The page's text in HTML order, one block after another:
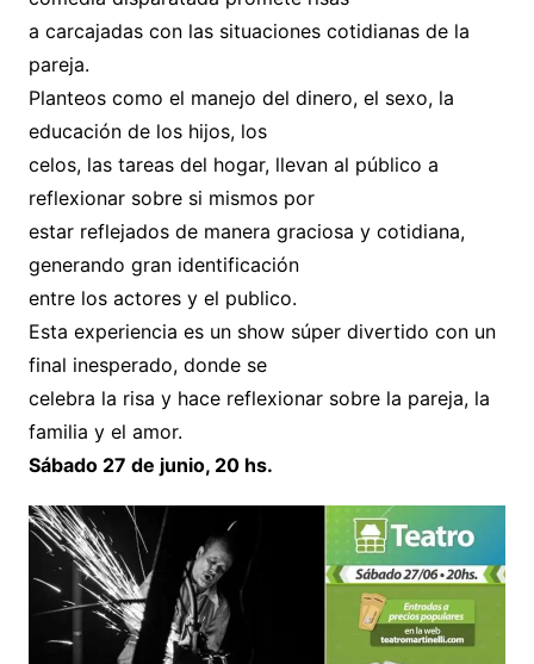
a carcajadas con las situaciones cotidianas de la
pareja.
Planteos como el manejo del dinero, el sexo, la
educación de los hijos, los
celos, las tareas del hogar, llevan al público a
reflexionar sobre si mismos por
estar reflejados de manera graciosa y cotidiana,
generando gran identificación
entre los actores y el publico.
Esta experiencia es un show súper divertido con un
final inesperado, donde se
celebra la risa y hace reflexionar sobre la pareja, la
familia y el amor.
Sábado 27 de junio, 20 hs.